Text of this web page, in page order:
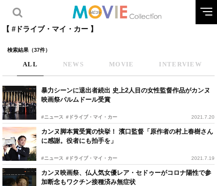
【 #ドライブ・マイ・カー 】
検索結果（37件）
ALL NEWS MOVIE INTERVIEW
暴力シーンに退出者続出 史上2人目の女性監督作品がカンヌ
映画祭パルムドール受賞
#ニュース #ドライブ・マイ・カー 2021.7.20
カンヌ脚本賞受賞の快挙！ 濱口監督「原作者の村上春樹さん
に感謝。役者にも拍手を」
#ニュース #ドライブ・マイ・カー 2021.7.19
カンヌ映画祭、仏人気女優レア・セドゥーがコロナ陽性で参
加断念もワクチン接種済み無症状